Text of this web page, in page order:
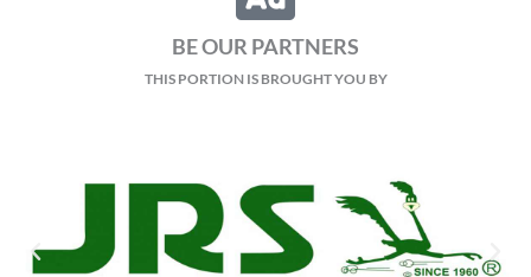
BE OUR PARTNERS
THIS PORTION IS BROUGHT YOU BY